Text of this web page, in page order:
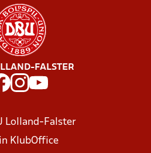
FALSTER
Lolland-Falster
KlubOffice